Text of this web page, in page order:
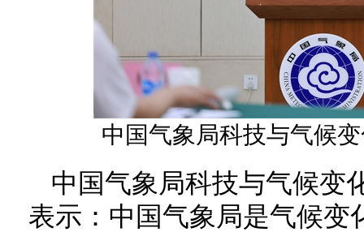
中国气象局科技与气候
中国气象局科技与气候变
表示：中国气象局是气候变